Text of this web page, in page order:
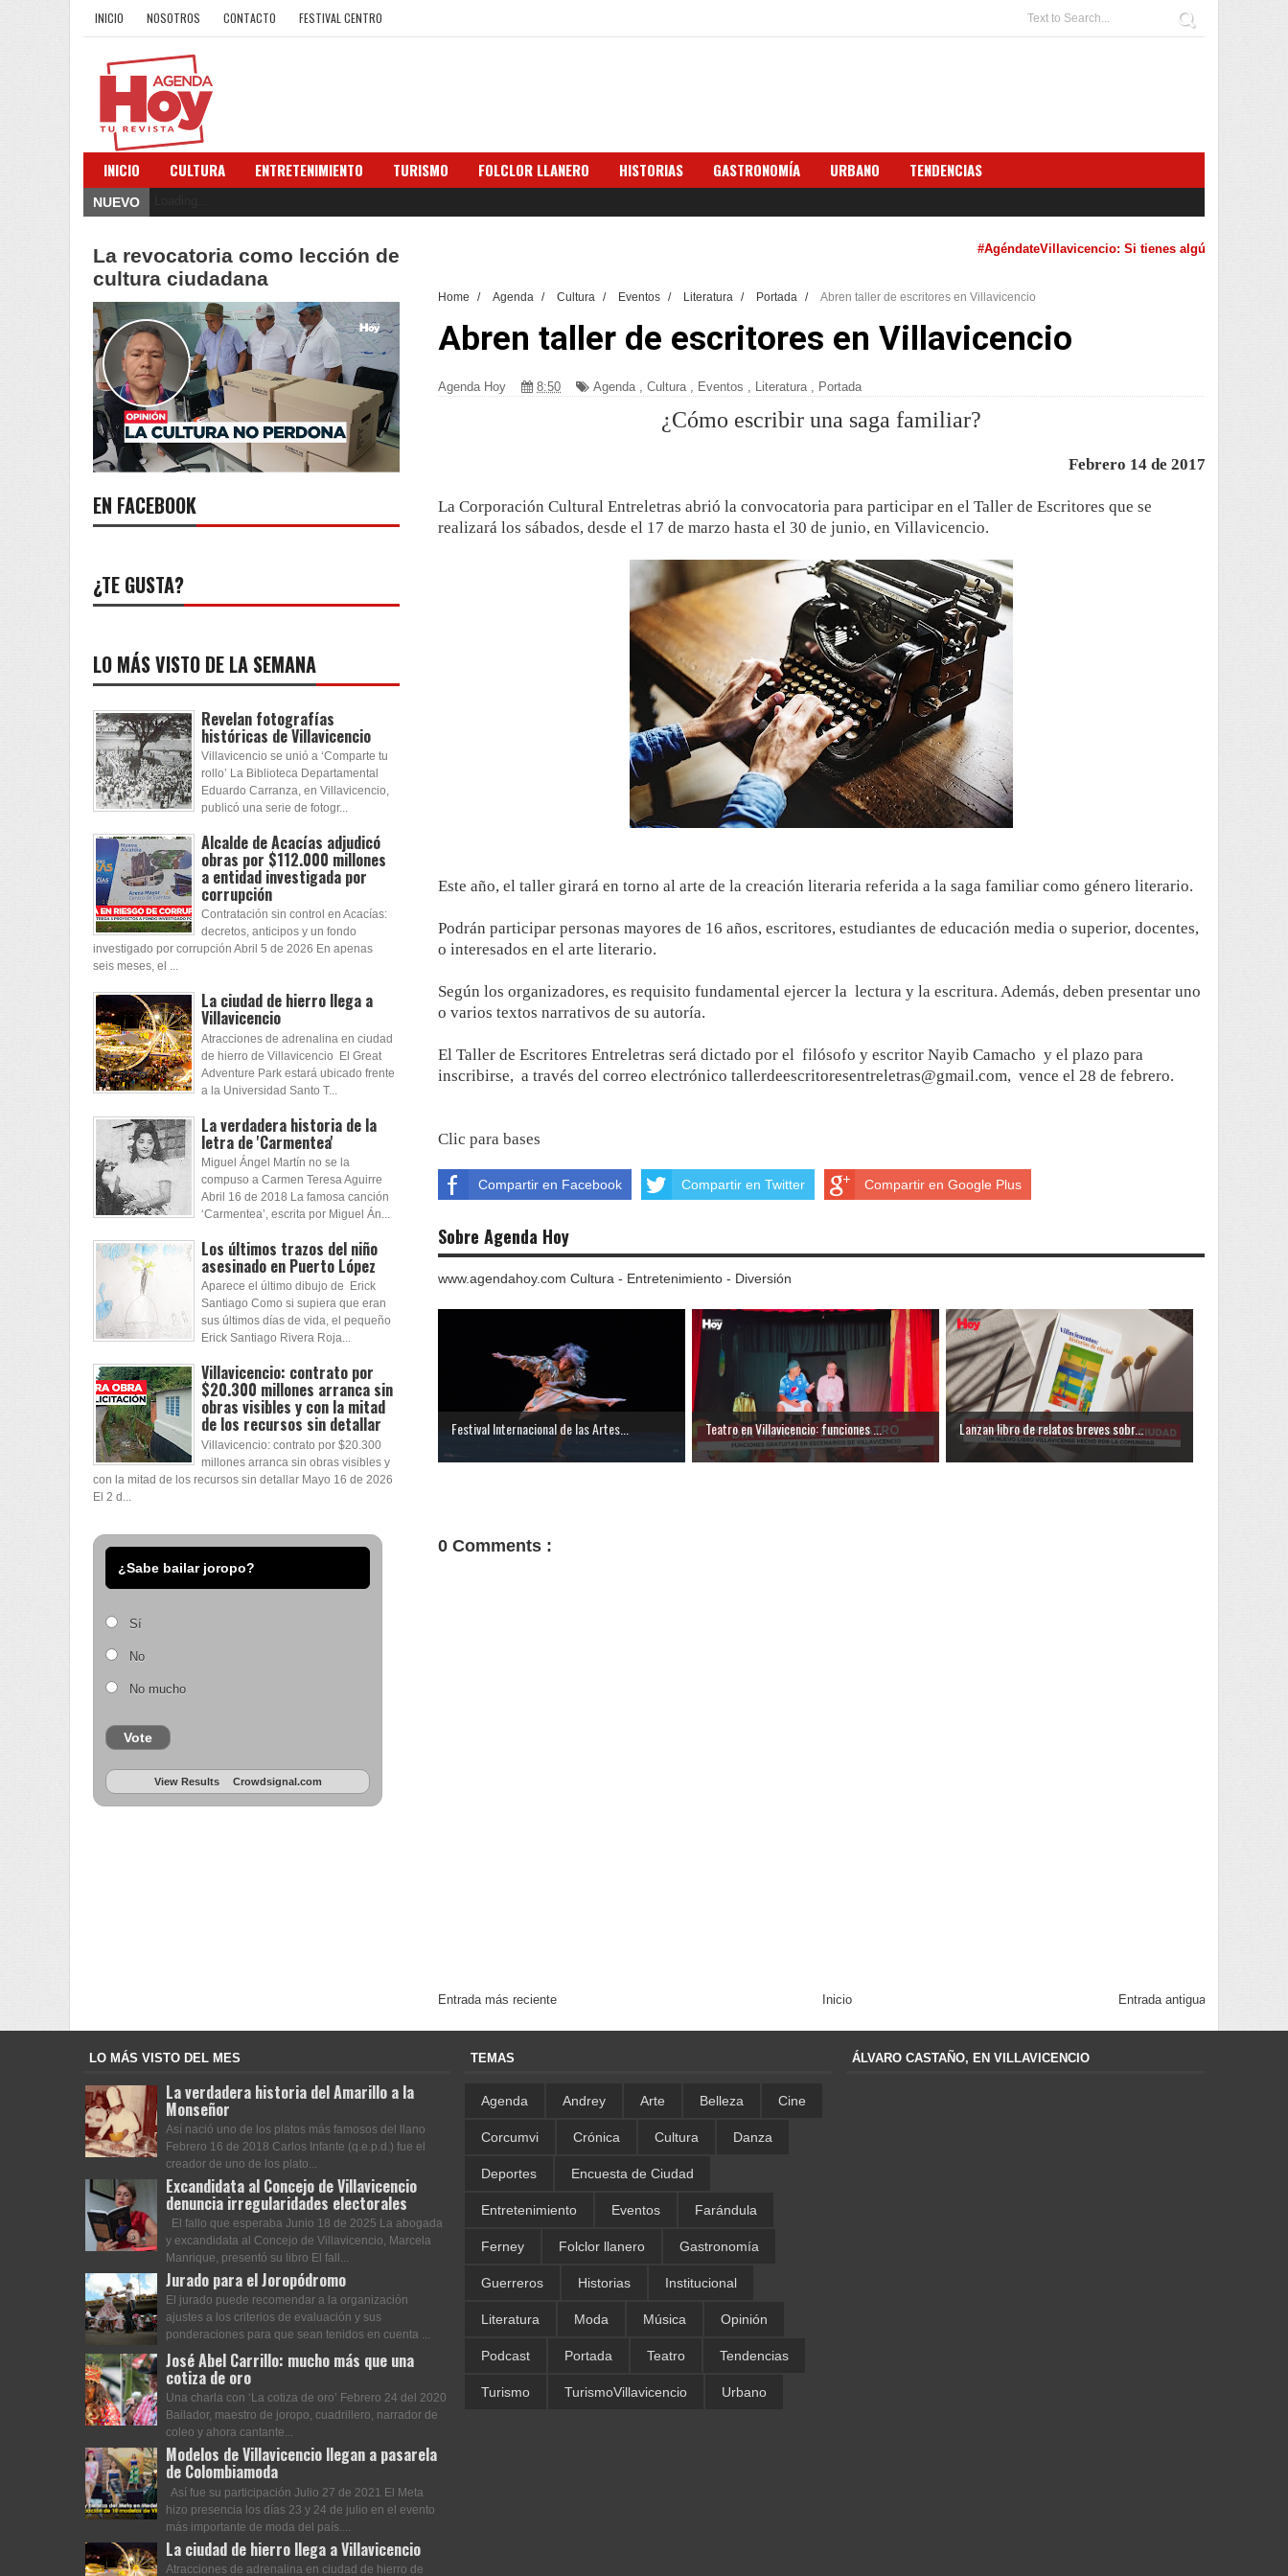
INICIO NOSOTROS CONTACTO FESTIVAL CENTRO
INICIO CULTURA ENTRETENIMIENTO TURISMO FOLCLOR LLANERO HISTORIAS GASTRONOMÍA URBANO TENDENCIAS
NUEVO
#AgéndateVillavicencio: Si tienes algún evento cultural
Home / Agenda / Cultura / Eventos / Literatura / Portada / Abren taller de escritores en Villavicencio
Abren taller de escritores en Villavicencio
Agenda Hoy 8:50 Agenda, Cultura, Eventos , Literatura, Portada
¿Cómo escribir una saga familiar?
Febrero 14 de 2017
La Corporación Cultural Entreletras abrió la convocatoria para participar en el Taller de Escritores que se
realizará los sábados, desde el 17 de marzo hasta el 30 de junio, en Villavicencio.
Este año, el taller girará en torno al arte de la creación literaria referida a la saga familiar como género literario.
Podrán participar personas mayores de 16 años, escritores, estudiantes de educación media o superior, docentes,
o interesados en el arte literario.
Según los organizadores, es requisito fundamental ejercer la lectura y la escritura. Además, deben presentar uno
o varios textos narrativos de su autoría.
El Taller de Escritores Entreletras será dictado por el filósofo y escritor Nayib Camacho y el plazo para
inscribirse, a través del correo electrónico tallerdeescritoresentreletras@gmail.com, vence el 28 de febrero.
Clic para bases
Compartir en Facebook Compartir en Twitter Compartir en Google Plus
Sobre Agenda Hoy
www.agendahoy.com Cultura - Entretenimiento - Diversión
Festival Internacional de las Artes... Teatro en Villavicencio: funciones ... Lanzan libro de relatos breves sobr...
0 Comments :
Entrada más reciente Entrada antigua
Inicio
La revocatoria como lección de
cultura ciudadana
EN FACEBOOK
¿TE GUSTA?
LO MÁS VISTO DE LA SEMANA
Revelan fotografías
históricas de Villavicencio
Villavicencio se unió a ‘Comparte tu
rollo’ La Biblioteca Departamental
Eduardo Carranza, en Villavicencio,
publicó una serie de fotogr...
Alcalde de Acacías adjudicó
obras por $112.000 millones
a entidad investigada por
corrupción
Contratación sin control en Acacías:
decretos, anticipos y un fondo
investigado por corrupción Abril 5 de 2026 En apenas
seis meses, el ...
La ciudad de hierro llega a
Villavicencio
Atracciones de adrenalina en ciudad
de hierro de Villavicencio El Great
Adventure Park estará ubicado frente
a la Universidad Santo T...
La verdadera historia de la
letra de 'Carmentea'
Miguel Ángel Martín no se la
compuso a Carmen Teresa Aguirre
Abril 16 de 2018 La famosa canción
‘Carmentea’, escrita por Miguel Án...
Los últimos trazos del niño
asesinado en Puerto López
Aparece el último dibujo de Erick
Santiago Como si supiera que eran
sus últimos días de vida, el pequeño
Erick Santiago Rivera Roja...
Villavicencio: contrato por
$20.300 millones arranca sin
obras visibles y con la mitad
de los recursos sin detallar
Villavicencio: contrato por $20.300
millones arranca sin obras visibles y
con la mitad de los recursos sin detallar Mayo 16 de 2026
El 2 d...
¿Sabe bailar joropo?
Sí
No
No mucho
Vote
View Results Crowdsignal.com
LO MÁS VISTO DEL MES
La verdadera historia del Amarillo a la
Monseñor
Así nació uno de los platos más famosos del llano
Febrero 16 de 2018 Carlos Infante (q.e.p.d.) fue el
creador de uno de los plato...
Excandidata al Concejo de Villavicencio
denuncia irregularidades electorales
El fallo que esperaba Junio 18 de 2025 La abogada
y excandidata al Concejo de Villavicencio, Marcela
Manrique, presentó su libro El fall...
Jurado para el Joropódromo
El jurado puede recomendar a la organización
ajustes a los criterios de evaluación y sus
ponderaciones para que sean tenidos en cuenta ...
José Abel Carrillo: mucho más que una
cotiza de oro
Una charla con ‘La cotiza de oro’ Febrero 24 del 2020
Bailador, maestro de joropo, cuadrillero, narrador de
coleo y ahora cantante...
Modelos de Villavicencio llegan a pasarela
de Colombiamoda
Así fue su participación Julio 27 de 2021 El Meta
hizo presencia los días 23 y 24 de julio en el evento
más importante de moda del país....
La ciudad de hierro llega a Villavicencio
Atracciones de adrenalina en ciudad de hierro de
TEMAS
Agenda Andrey Arte Belleza Cine
Corcumvi Crónica Cultura Danza
Deportes Encuesta de Ciudad
Entretenimiento Eventos Farándula
Ferney Folclor llanero Gastronomía
Guerreros Historias Institucional
Literatura Moda Música Opinión
Podcast Portada Teatro Tendencias
Turismo TurismoVillavicencio Urbano
ÁLVARO CASTAÑO, EN VILLAVICENCIO